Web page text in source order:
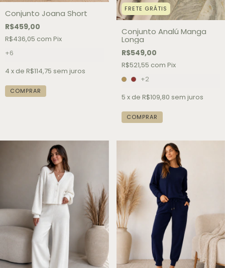
Conjunto Joana Short
R$459,00
R$436,05 com Pix
+6
4 x de R$114,75 sem juros
COMPRAR
FRETE GRÁTIS
Conjunto Analú Manga
Longa
R$549,00
R$521,55 com Pix
+2
5 x de R$109,80 sem juros
COMPRAR